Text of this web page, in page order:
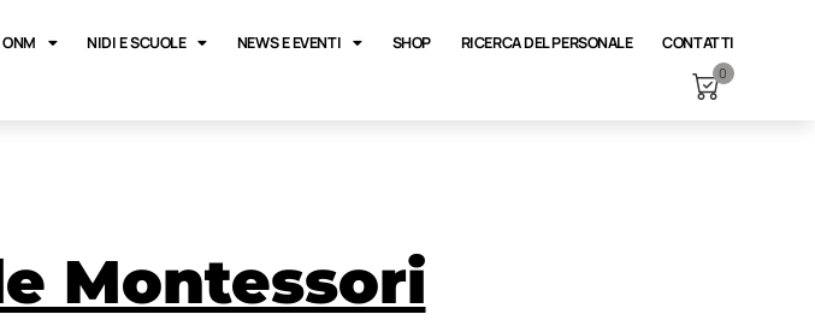
NIDI E SCUOLE NEWS E EVENTI SHOP RICERCA DEL PERSONALE CONTATTI
0
Montessori